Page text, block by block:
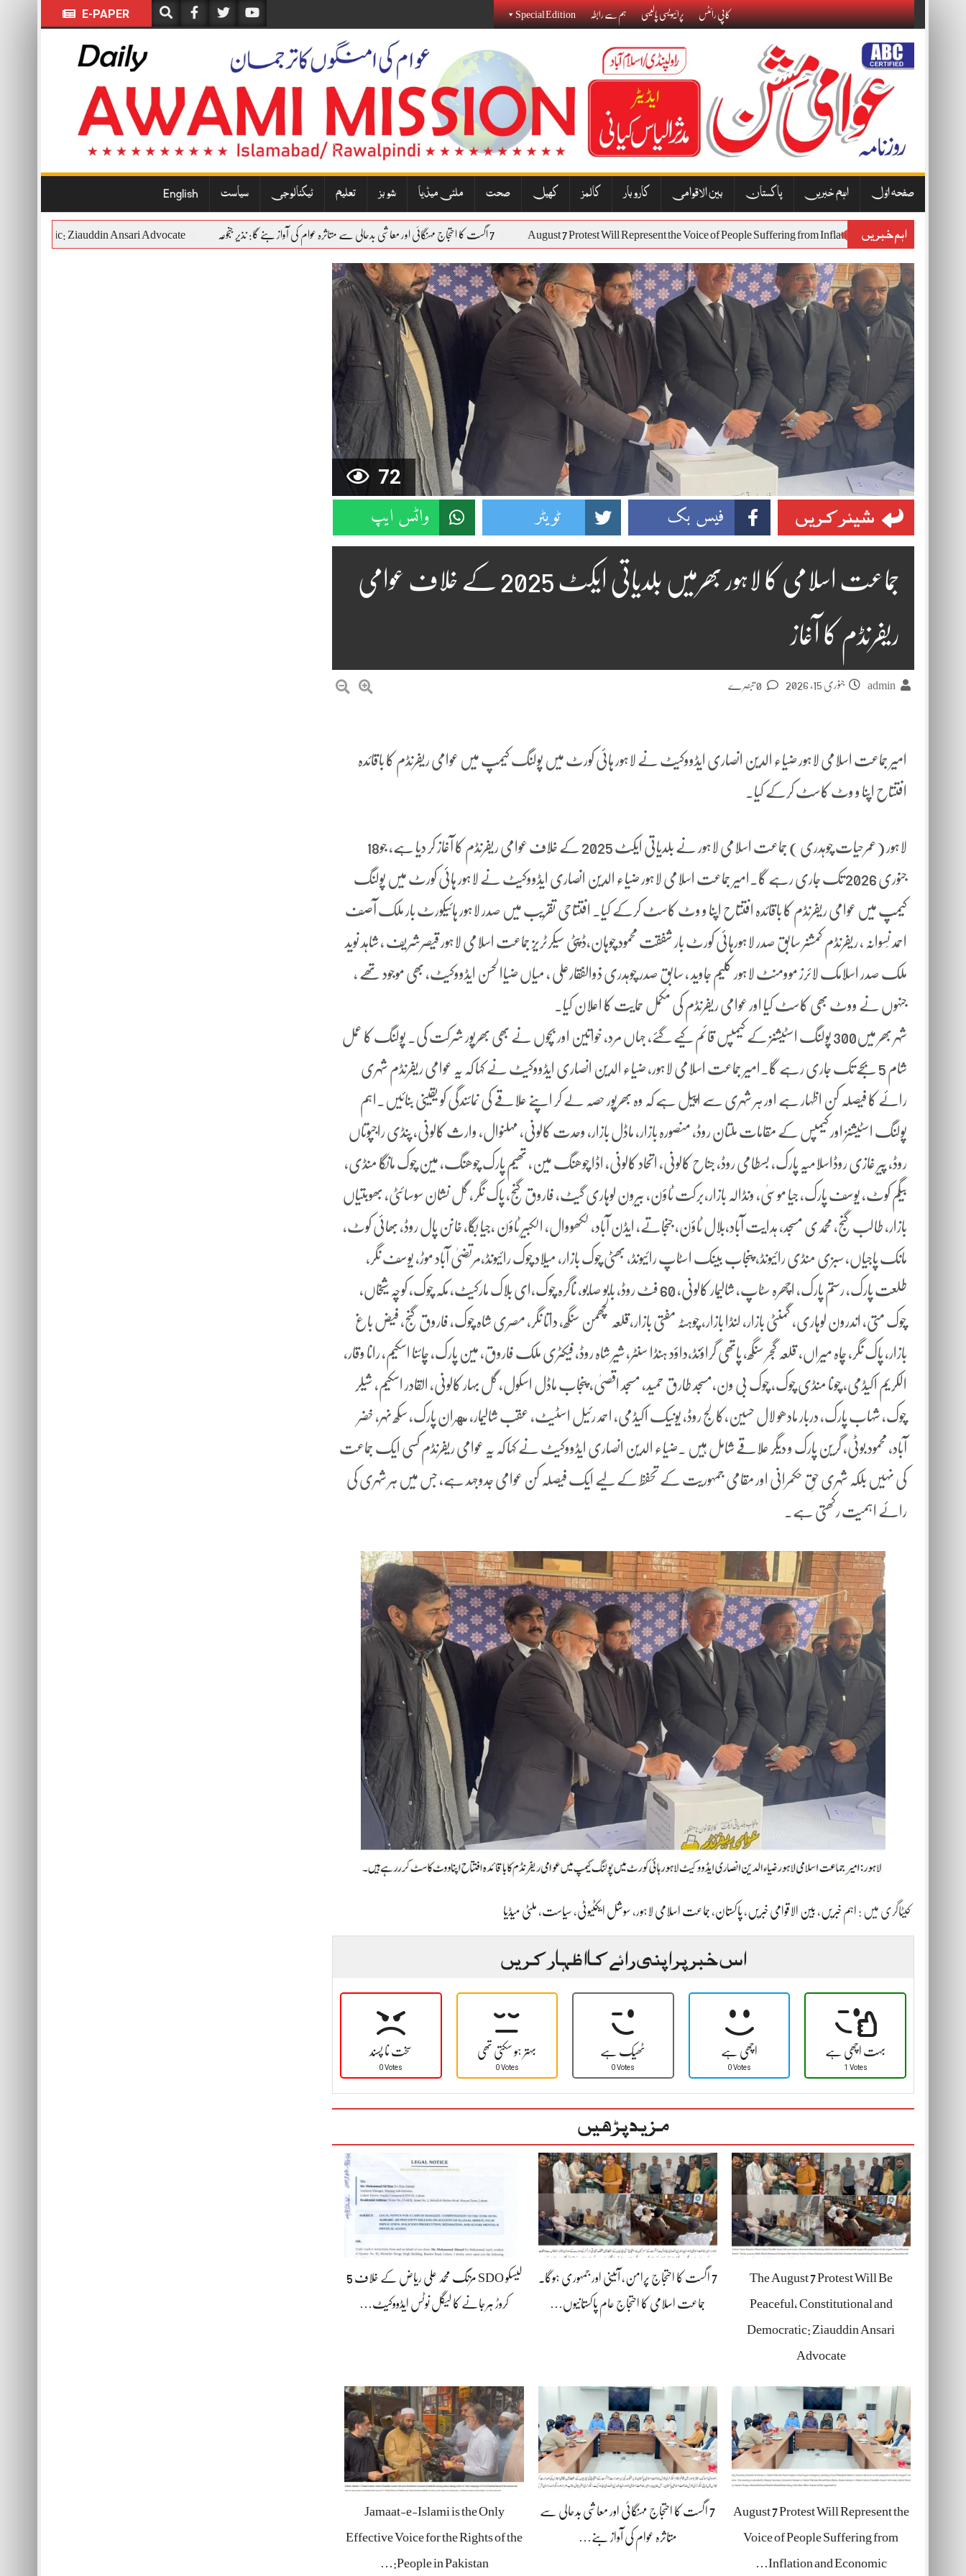
E-PAPER کاپی رائٹس پرائیویسی پالیسی ہم سے رابطہ Special Edition
صفحہ اوّل اہم خبریں پاکستان بین الاقوامی کاروبار کالمز کھیل صحت ملٹی میڈیا شوبز تعلیم ٹیکنالوجی سیاست English
اہم خبریں
August 7 Protest Will Represent the Voice of People Suffering from Inflation and Economic 7 اگست کا احتجاج مہنگائی اور معاشی بدحالی سے متاثرہ عوام کی آواز بنے گا: نذیر جنجوعہ and Democratic: Ziauddin Ansari Advocate
72
شیئر کریں فیس بک ٹویٹر واٹس ایپ
جماعت اسلامی کا لاہور بھرمیں بلدیاتی ایکٹ 2025 کے خلاف عوامی
ریفرنڈم کا آغاز
admin جنوری 15, 2026
امیر جماعت اسلامی لاہور ضیاء الدین انصاری ایڈووکیٹ نے لاہور ہائی کورٹ میں پولنگ کیمپ میں عوامی ریفرنڈم کا باقائدہ
افتتاح اپنا و وٹ کاسٹ کرکے کیا۔
لاہور (عمرحیات چوہدری ) جماعت اسلامی لاہور نے بلدیاتی ایکٹ 2025 کے خلاف عوامی ریفرنڈم کا آغاز کر دیا ہے، جو18
جنوری 2026 تک جاری رہے گا۔امیر جماعت اسلامی لاہور ضیاء الدین انصاری ایڈووکیٹ نے لاہور ہائی کورٹ میں پولنگ
کیمپ میں عوامی ریفرنڈم کا باقائدہ افتتاح اپنا و وٹ کاسٹ کرکے کیا۔ افتتاحی تقریب میں صدر لاہور ہائیکورٹ بار ملک آصف
احمد نِسوانہ ، ریفرنڈم کمشنر سابق صدر لاہورہائی کورٹ بار شفقت محمود چوہان،ڈپٹی سیکرٹریز جماعت اسلامی لاہور قیصرشریف ، شاہد نوید
ملک صدر اسلامک لائرز موومنٹ لاہور کلیم جاوید ، سابق صدر چوہدری ذوالفقارعلی ، میاں ضیاالحسن ایڈووکیٹ، بھی موجود تھے ،
جنہوں نے ووٹ بھی کاسٹ کیا اور عوامی ریفرنڈم کی مکمل حمایت کا اعلان کیا۔
شہر بھر میں300 پولنگ اسٹیشنز کے کیمپس قائم کیے گئے، جہاں مرد، خواتین اور بچوں نے بھی بھرپور شرکت کی۔ پولنگ کا عمل
شام 5 بجے تک جاری رہے گا۔امیر جماعت اسلامی لاہور، ضیاء الدین انصاری ایڈووکیٹ نے کہا کہ یہ عوامی ریفرنڈم شہری
رائے کا فیصلہ کن اظہار ہے اور ہر شہری سے اپیل ہے کہ وہ بھرپور حصہ لے کر اپنے علاقے کی نمائندگی کو یقینی بنائیں۔اہم
پولنگ اسٹیشنز اور کیمپس کے مقامات ملتان روڈ، منصورہ بازار، ماڈل بازار، وحدت کالونی، مہلنوال، وارث کالونی، پنڈی راجپوتاں
روڈ، پیر غازی روڈاسلامیہ پارک، بسطامی روڈ، جناح کالونی، اتحاد کالونی، اڈا چوھنگ مین، تھیم پارک چوھنگ، مین چوک مانگا منڈی،
بیگم کوٹ، یوسف پارک، جیا موسیٰ، ونڈالہ بازار،برکت ٹاؤن، بیرون لوہاری گیٹ، فاروق گنج، پاک نگر، گل نشان سوسائٹی، بھوبتیاں
بازار، طالب گنج، محمدی مسجد، ہدایت آباد،بلال ٹاؤن، جنجاتے، ایڈن آباد، لکھووال، الکبیر ٹاؤن ،جیا بگا، خانن پال روڈ، بھائی کوٹ،
مانک پاجیاں، سبزی منڈی رائیونڈ، پنجاب بینک اسٹاپ رائیونڈ، بھٹی چوک بازار، میلاد چوک رائیونڈ،مرتضیٰ آباد موڑ، یوسف نگر،
طلعت پارک، رستم پارک، اچھرہ سٹاپ، شالیمار کالونی، 60 فٹ روڈ، بابو صابو، ناگرہ چوک،ای بلاک مارکیٹ، مکہ چوک، کوچہ شیخاں،
چوک متی، اندرون لوہاری، گمنٹی بازار، لنڈا بازار، چوہٹہ مفتی بازار،قلعہ لچھمن سنگھ، داتا نگر، مصری شاہ چوک، فاروق گنج، فیض باغ
بازار، پاک نگر، چاہ میراں، قلعہ گجر سنگھ، پاتھی گراؤنڈ،داؤد ہنڈا سنٹر، شیر شاہ روڈ، فیکٹری ملک فاروق، مین پارک، چائنا اسکیم، رانا وقار،
الکریم اکیڈمی، چونا منڈی چوک، چوک بی ون،مسجد طارق حمید، مسجد اقصیٰ، پنجاب ماڈل اسکول، گل بہار کالونی، القادر اسکیم، شیلر
چوک، شہاب پارک، دربار مادھو لال حسین،کالج روڈ، یونیک اکیڈمی، احمد رئیل اسٹیٹ، عقب شالیمار، مهران پارک، سکھ نہر، خضر
آباد، محمود بوٹی، گرین پارک و دیگر علاقے شامل ہیں ۔ضیاء الدین انصاری ایڈووکیٹ نے کہا کہ یہ عوامی ریفرنڈم کسی ایک جماعت
کی نہیں بلکہ شہری حقِ حکمرانی اور مقامی جمہوریت کے تحفظ کے لیے ایک فیصلہ کن عوامی جدوجہد ہے، جس میں ہر شہری کی
رائے اہمیت رکھتی ہے۔
کیٹاگری میں : اہم خبریں، بین الاقوامی خبریں، پاکستان، جماعت اسلامی لاہور، سوشل ایکٹیوٹی، سیاست، ملٹی میڈیا
اس خبر پر اپنی رائے کا اظہار کریں
سخت نا پسند
0 Votes
بہتر ہو سکتی تھی
0 Votes
ٹھیک ہے
0 Votes
اچھی ہے
0 Votes
بہت اچھی ہے
1 Votes
مزید پڑھیں
The August 7 Protest Will Be
Peaceful, Constitutional and
Democratic: Ziauddin Ansari
Advocate
7 اگست کا احتجاج پرامن، آئینی اور جمہوری ہوگا۔
جماعت اسلامی کا احتجاج عام پاکستانیوں…
لیسکو SDO مزنگ محمد علی ریاض کے خلاف 5
کروڑ ہرجانے کا لیگل نوٹس ایڈووکیٹ…
August 7 Protest Will Represent the
Voice of People Suffering from
Inflation and Economic…
7 اگست کا احتجاج مہنگائی اور معاشی بدحالی سے
متاثرہ عوام کی آواز بنے…
Jamaat-e-Islami is the Only
Effective Voice for the Rights of the
People in Pakistan:…